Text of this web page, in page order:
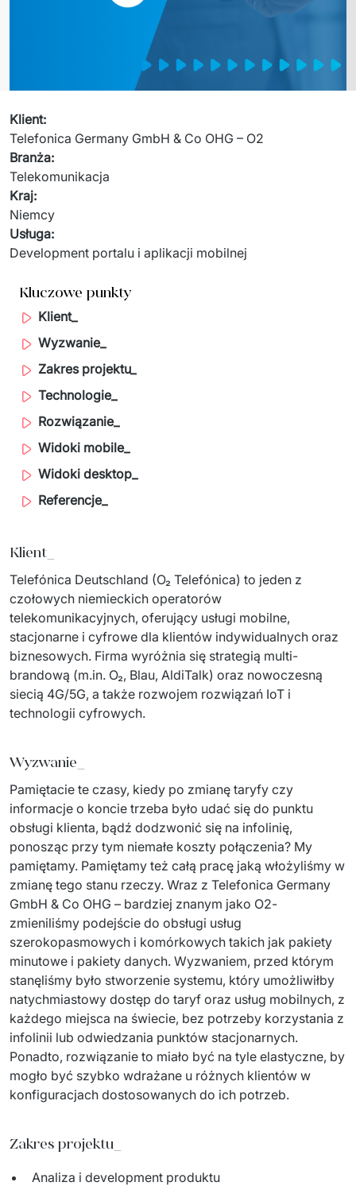
Integracja systemów IT
Sztuczna Inteligencja
↳ AI Transformation
↳ AI Consultation
↳ AI Solutions
Migracja Systemów IT
↳ Migracja do chmury Azure
↳ Audyt aplikacji legacy
Outsourcing IT
Dedykowany zespół IT
Staff Augumentation
Infrastruktura IT
Audyty i doradztwo
Managed IT & Outsourcing
Migracje i wdrożenia
Serwis IT i AGD
↳ Serwis RTV i AGD
↳ Serwis IT
Dystrybucja i Produkty
PRODUKTY
Euvic Billing System
Produkty z obszaru Przemysł 4.0
IT Service Management - ITSM
Systemy wspomagania decyzji (DSS)
Marketplace
Systemy Zarządzania Treścią (CMS)
Platformy do współpracy
System Rejestracji Czasu Pracy (EOSIC)
Transport i Turystyka
Start-upy i Scale-upy
Sprzęt drukujący - sklep
Klient:
Telefonica Germany GmbH & Co OHG – O2
Branża:
Telekomunikacja
Kraj:
Niemcy
Usługa:
Development portalu i aplikacji mobilnej
Kluczowe punkty
Klient_
Wyzwanie_
Zakres projektu_
Technologie_
Rozwiązanie_
Widoki mobile_
Widoki desktop_
Referencje_
Klient_
Telefónica Deutschland (O₂ Telefónica) to jeden z
czołowych niemieckich operatorów
telekomunikacyjnych, oferujący usługi mobilne,
stacjonarne i cyfrowe dla klientów indywidualnych oraz
biznesowych. Firma wyróżnia się strategią multi-
brandową (m.in. O₂, Blau, AldiTalk) oraz nowoczesną
siecią 4G/5G, a także rozwojem rozwiązań IoT i
technologii cyfrowych.
Wyzwanie_
Pamiętacie te czasy, kiedy po zmianę taryfy czy
informacje o koncie trzeba było udać się do punktu
obsługi klienta, bądź dodzwonić się na infolinię,
ponosząc przy tym niemałe koszty połączenia? My
pamiętamy. Pamiętamy też całą pracę jaką włożyliśmy w
zmianę tego stanu rzeczy. Wraz z Telefonica Germany
GmbH & Co OHG – bardziej znanym jako O2-
zmieniliśmy podejście do obsługi usług
szerokopasmowych i komórkowych takich jak pakiety
minutowe i pakiety danych. Wyzwaniem, przed którym
stanęliśmy było stworzenie systemu, który umożliwiłby
natychmiastowy dostęp do taryf oraz usług mobilnych, z
każdego miejsca na świecie, bez potrzeby korzystania z
infolinii lub odwiedzania punktów stacjonarnych.
Ponadto, rozwiązanie to miało być na tyle elastyczne, by
mogło być szybko wdrażane u różnych klientów w
konfiguracjach dostosowanych do ich potrzeb.
Zakres projektu_
Analiza i development produktu